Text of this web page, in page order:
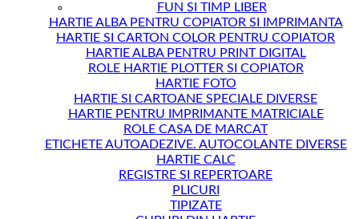
FUN SI TIMP LIBER
HARTIE ALBA PENTRU COPIATOR SI IMPRIMANTA
HARTIE SI CARTON COLOR PENTRU COPIATOR
HARTIE ALBA PENTRU PRINT DIGITAL
ROLE HARTIE PLOTTER SI COPIATOR
HARTIE FOTO
HARTIE SI CARTOANE SPECIALE DIVERSE
HARTIE PENTRU IMPRIMANTE MATRICIALE
ROLE CASA DE MARCAT
ETICHETE AUTOADEZIVE. AUTOCOLANTE DIVERSE
HARTIE CALC
REGISTRE SI REPERTOARE
PLICURI
TIPIZATE